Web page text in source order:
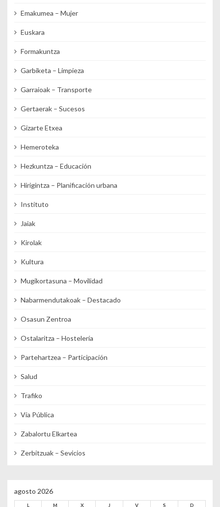
Emakumea – Mujer
Euskara
Formakuntza
Garbiketa – Limpieza
Garraioak – Transporte
Gertaerak – Sucesos
Gizarte Etxea
Hemeroteka
Hezkuntza – Educación
Hirigintza – Planificación urbana
Instituto
Jaiak
Kirolak
Kultura
Mugikortasuna – Movilidad
Nabarmendutakoak – Destacado
Osasun Zentroa
Ostalaritza – Hostelería
Partehartzea – Participación
Salud
Trafiko
Vía Pública
Zabalortu Elkartea
Zerbitzuak – Sevicios
agosto 2026
L M X J V S D